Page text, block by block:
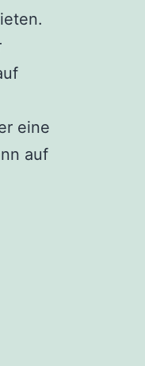
eine
auf